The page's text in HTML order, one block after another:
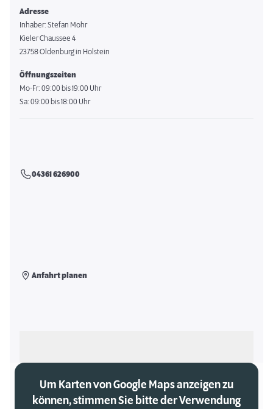
Adresse
Inhaber: Stefan Mohr
Kieler Chaussee 4
23758 Oldenburg in Holstein
Öffnungszeiten
Mo-Fr: 09:00 bis 19:00 Uhr
Sa: 09:00 bis 18:00 Uhr
04361 626900
Anfahrt planen
Um Karten von Google Maps anzeigen zu
können, stimmen Sie bitte der Verwendung